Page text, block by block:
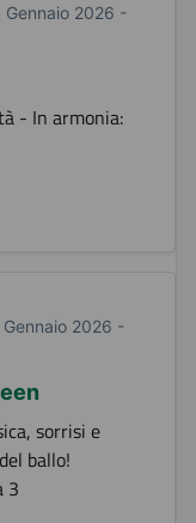
2026 -
- In armonia:
2026 -
sorrisi e
ballo!
3